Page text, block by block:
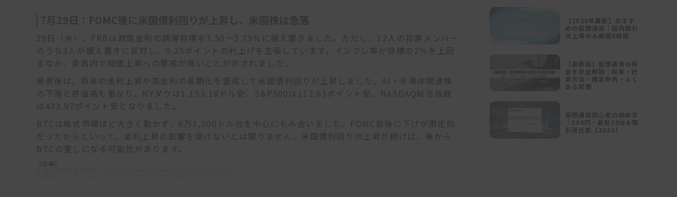
29日（水）、FRBは政策金利の誘導目標を3.50～3.75％に据え置きました。ただし、12人の投票メンバー
のうち3人が据え置きに反対し、0.25ポイントの利上げを主張しています。インフレ率が目標の2％を上回
るなか、委員内で物価上昇への警戒が強いことが示されました。
発表後は、将来の金利上昇や高金利の長期化を警戒して米国債利回りが上昇しました。AI・半導体関連株
の下落と原油高も重なり、NYダウは1,153.18ドル安、S&P500は112.63ポイント安、NASDAQ総合指数
は433.97ポイント安となりました。
BTCは株式市場ほど大きく動かず、6万3,000ドル台を中心にもみ合いました。FOMC直後に下げが限定的
だったからといって、金利上昇の影響を受けないとは限りません。米国債利回りの上昇が続けば、後から
BTCの重しになる可能性があります。
《出典》
【2026年最新】おすす
めの仮想通貨｜国内取引
所上場のみ厳選9銘柄
【最新版】仮想通貨の税
金を完全解説｜税率・計
算方法・確定申告・よく
ある質問
仮想通貨初心者の始め方
｜500円・最短10分＆取
引所比較【2026】